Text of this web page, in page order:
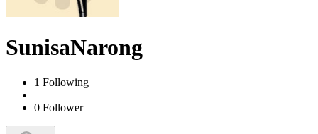
SunisaNarong
1 Following
|
0 Follower